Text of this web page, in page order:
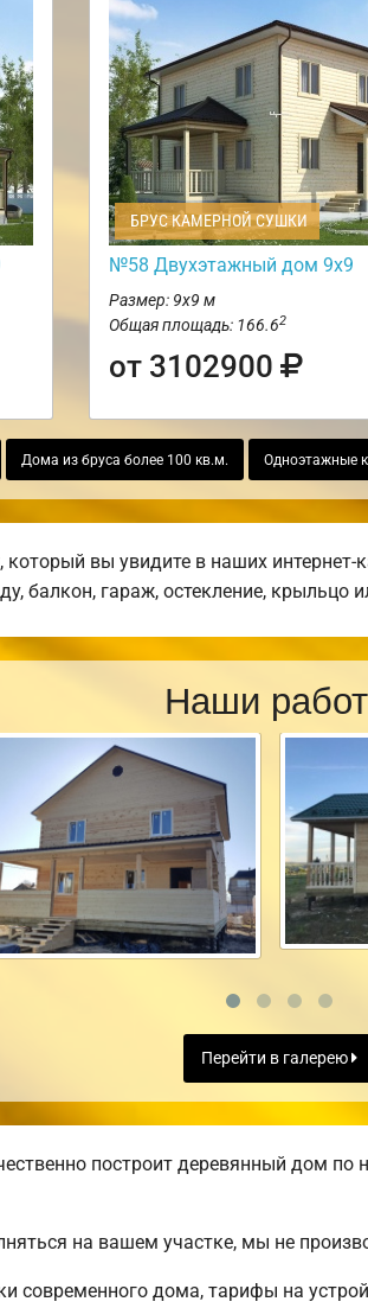
БРУС КАМЕРНОЙ СУШКИ
№58 Двухэтажный дом 9х9
Размер: 9х9 м
Общая площадь: 166.62
от 3102900
Дома из бруса более 100 кв.м. Одноэтажные
вы увидите в наших
балкон, гараж, остекление, крыльцо
Наши
Перейти в галерею
построит деревянный дом по
на вашем участке, мы не
современного дома, тарифы на